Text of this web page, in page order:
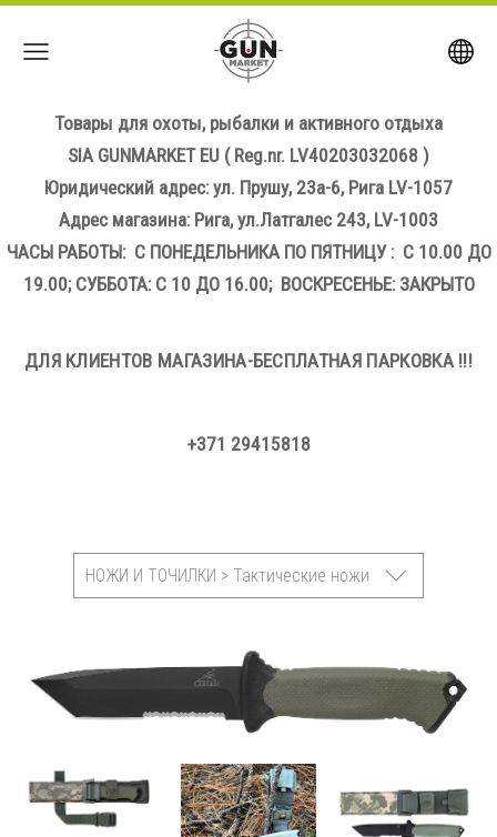
Товары для охоты, рыбалки и активного отдыха
SIA GUNMARKET EU ( Reg.nr. LV40203032068 )
Юридический адрес: ул. Прушу, 23а-6, Рига LV-1057
Адрес магазина: Рига, ул.Латгалес 243, LV-1003
ЧАСЫ РАБОТЫ: С ПОНЕДЕЛЬНИКА ПО ПЯТНИЦУ : С 10.00 ДО
19.00; СУББОТА: С 10 ДО 16.00; ВОСКРЕСЕНЬЕ: ЗАКРЫТО
ДЛЯ КЛИЕНТОВ МАГАЗИНА-БЕСПЛАТНАЯ ПАРКОВКА !!!
+371 29415818
НОЖИ И ТОЧИЛКИ > Тактические ножи